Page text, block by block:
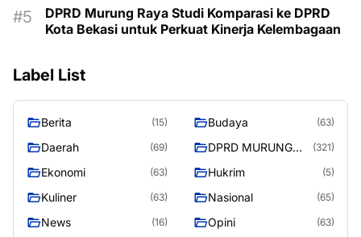
DPRD Murung Raya Studi Komparasi ke DPRD
Kota Bekasi untuk Perkuat Kinerja Kelembagaan
Label List
Berita (15) Budaya (63)
Daerah (69)
DPRD MURUNG
(321)
Ekonomi (63) Hukrim (5)
Kuliner (63) Nasional (65)
News (16) Opini (63)